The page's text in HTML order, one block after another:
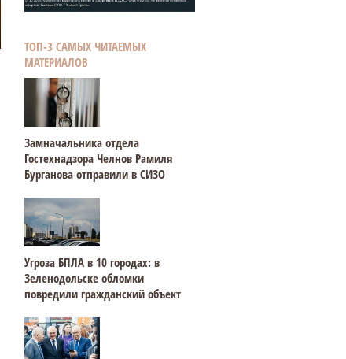
ТОП-3 САМЫХ ЧИТАЕМЫХ
МАТЕРИАЛОВ
Замначальника отдела
Гостехнадзора Челнов Рамиля
Бурганова отправили в СИЗО
Угроза БПЛА в 10 городах: в
Зеленодольске обломки
повредили гражданский объект